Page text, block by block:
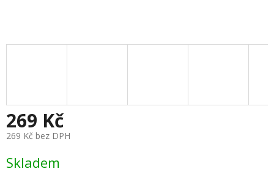
269 Kč
269 Kč bez DPH
cena:
Skladem